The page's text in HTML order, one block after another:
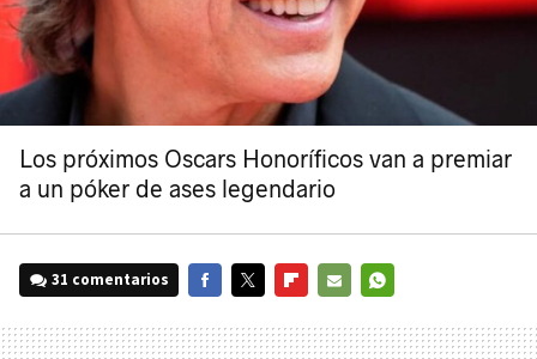
Los próximos Oscars Honoríficos van a premiar
a un póker de ases legendario
31 comentarios
MAIL